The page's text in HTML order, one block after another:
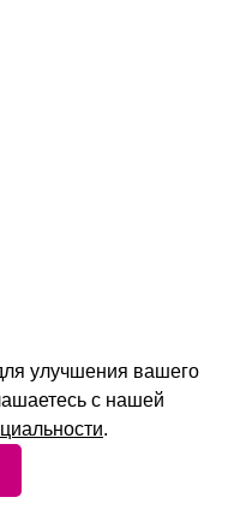
улучшения вашего
с нашей
.